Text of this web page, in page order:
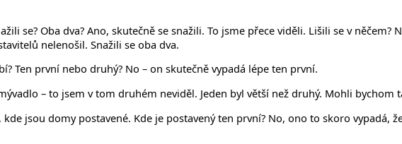
se? Oba dva? Ano, skutečně se snažili. To jsme přece viděli. Lišili se v něčem?
nelenošil. Snažili se oba dva.
Ten první nebo druhý? No – on skutečně vypadá lépe ten první.
– to jsem v tom druhém neviděl. Jeden byl větší než druhý. Mohli
jsou domy postavené. Kde je postavený ten první? No, ono to skoro vypadá,